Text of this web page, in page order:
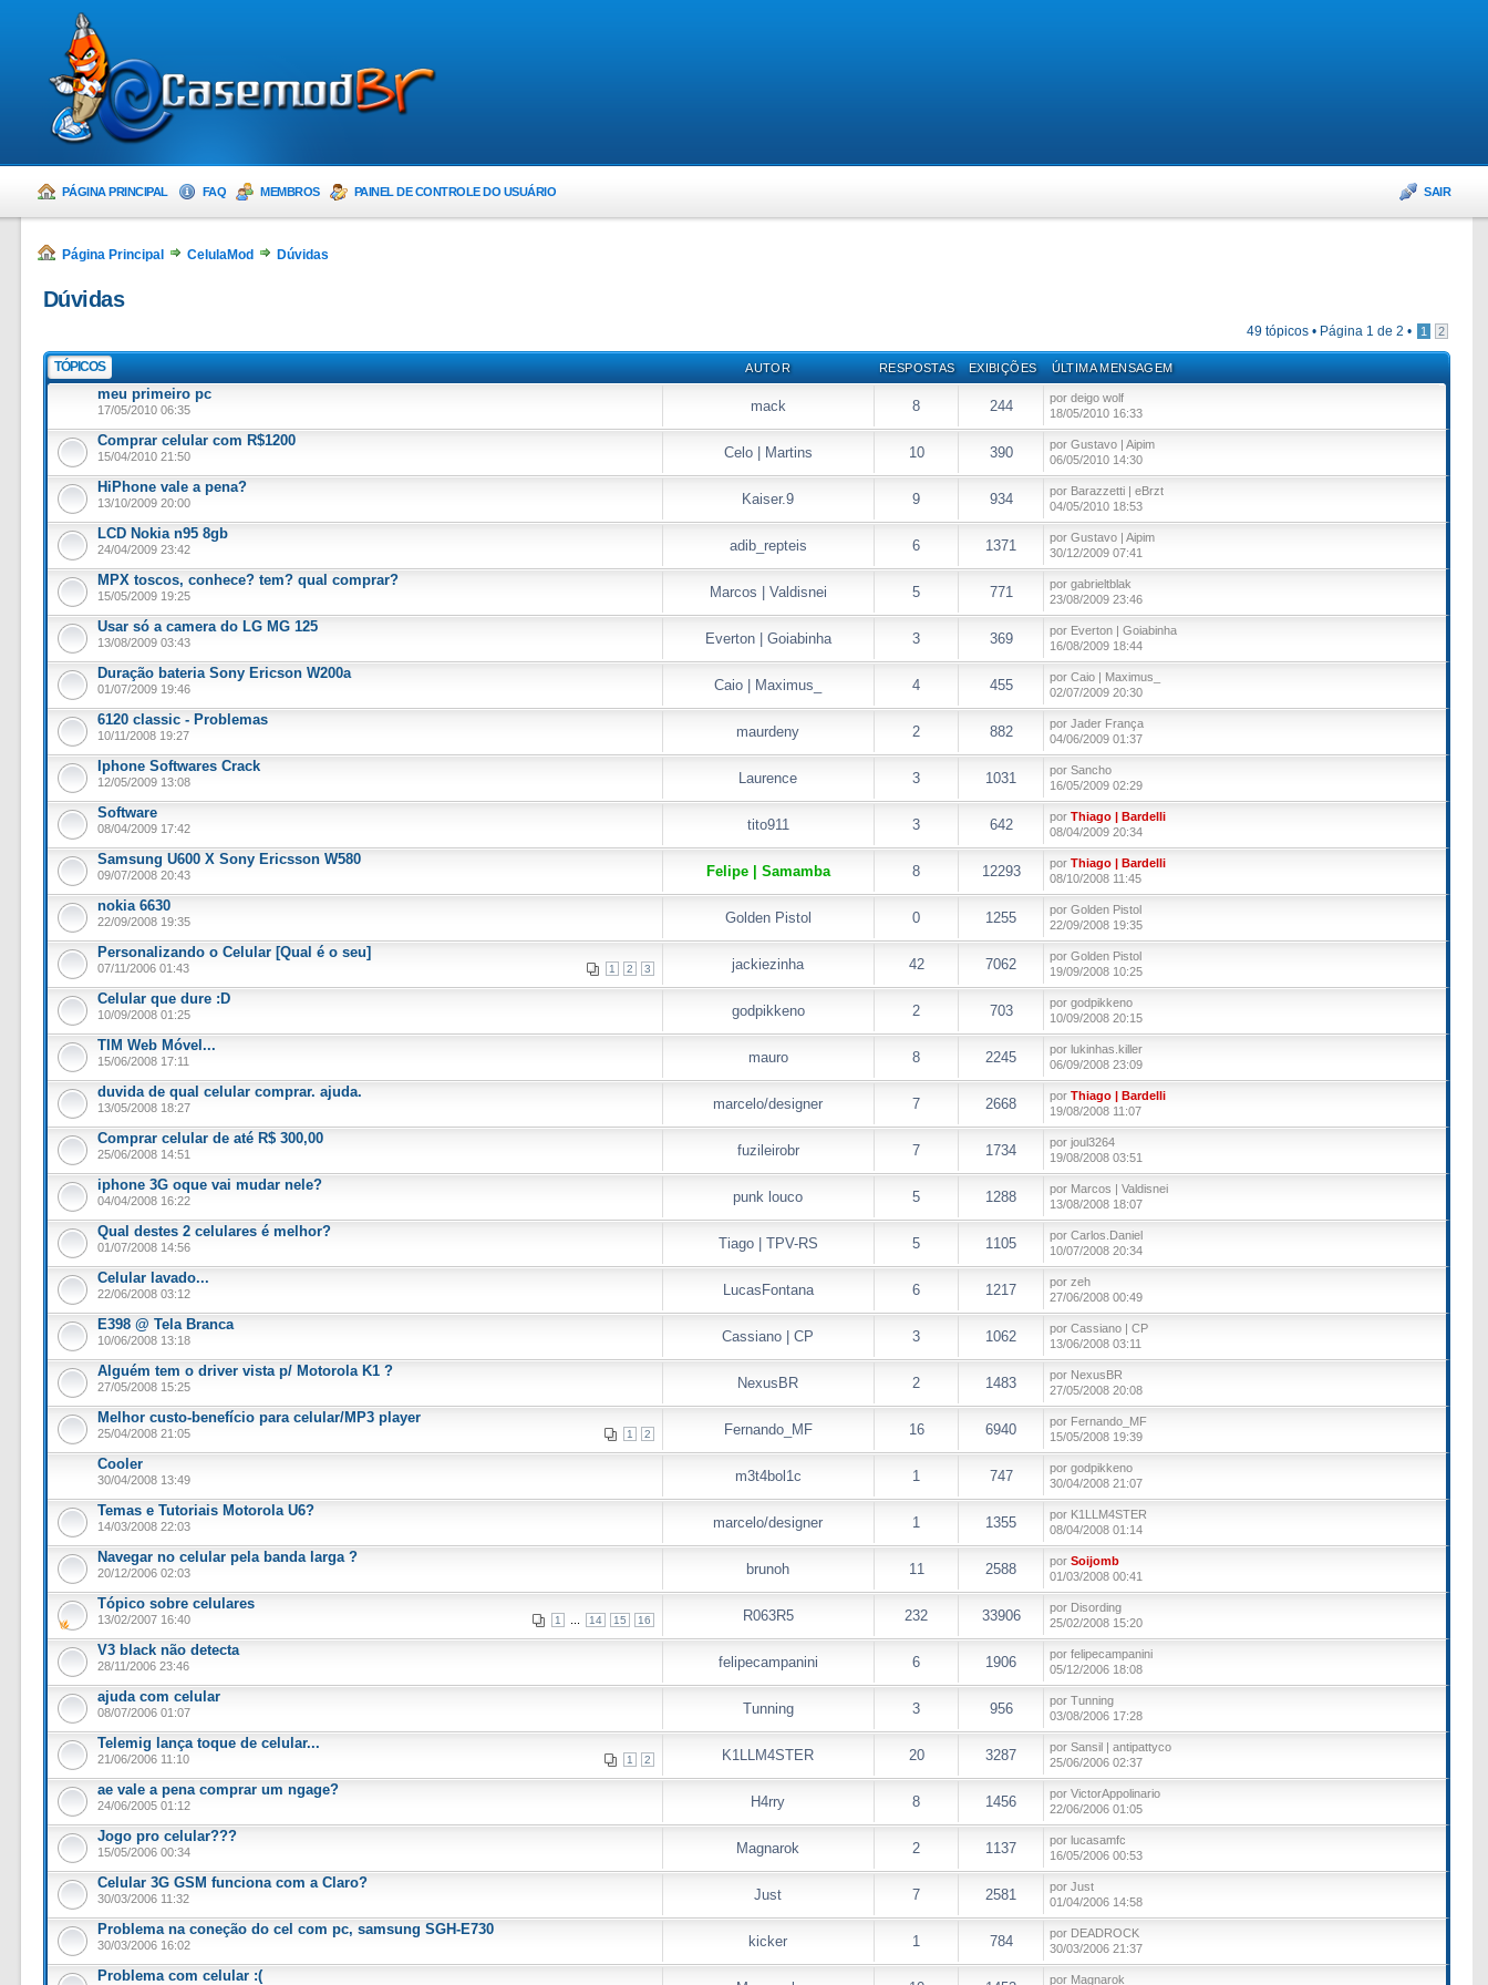
PÁGINA PRINCIPAL FAQ MEMBROS PAINEL DE CONTROLE DO USUÁRIO SAIR
Página Principal CelulaMod Dúvidas
Dúvidas
49 tópicos • Página 1 de2 • 1 2
TÓPICOS AUTOR RESPOSTAS EXIBIÇÕES ÚLTIMA MENSAGEM
meu primeiro pc
17/05/2010 06:35 mack 8 244
por deigo wolf
18/05/2010 16:33
Comprar celular com R$1200
15/04/2010 21:50 Celo | Martins 10 390
por Gustavo | Aipim
06/05/2010 14:30
HiPhone vale a pena?
13/10/2009 20:00 Kaiser.9 9 934
por Barazzetti | eBrzt
04/05/2010 18:53
LCD Nokia n95 8gb
24/04/2009 23:42 adib_repteis 6 1371
por Gustavo | Aipim
30/12/2009 07:41
MPX toscos, conhece? tem? qual comprar?
15/05/2009 19:25 Marcos | Valdisnei 5 771
por gabrieltblak
23/08/2009 23:46
Usar só a camera do LG MG 125
13/08/2009 03:43 Everton | Goiabinha 3 369
por Everton | Goiabinha
16/08/2009 18:44
Duração bateria Sony Ericson W200a
01/07/2009 19:46 Caio | Maximus_ 4 455
por Caio | Maximus_
02/07/2009 20:30
6120 classic - Problemas
10/11/2008 19:27 maurdeny 2 882
por Jader França
04/06/2009 01:37
Iphone Softwares Crack
12/05/2009 13:08 Laurence 3 1031
por Sancho
16/05/2009 02:29
Software
08/04/2009 17:42 tito911 3 642 porThiago | Bardelli
08/04/2009 20:34
Samsung U600 X Sony Ericsson W580
09/07/2008 20:43 Felipe | Samamba 8 12293 porThiago | Bardelli
08/10/2008 11:45
nokia 6630
22/09/2008 19:35 Golden Pistol 0 1255
por Golden Pistol
22/09/2008 19:35
Personalizando o Celular [Qual é o seu]
1 2 3
07/11/2006 01:43 jackiezinha 42 7062
por Golden Pistol
19/09/2008 10:25
Celular que dure :D
10/09/2008 01:25 godpikkeno 2 703
por godpikkeno
10/09/2008 20:15
TIM Web Móvel...
15/06/2008 17:11 mauro 8 2245
por lukinhas.killer
06/09/2008 23:09
duvida de qual celular comprar. ajuda.
13/05/2008 18:27 marcelo/designer 7 2668 porThiago | Bardelli
19/08/2008 11:07
Comprar celular de até R$ 300,00
25/06/2008 14:51 fuzileirobr 7 1734
por joul3264
19/08/2008 03:51
iphone 3G oque vai mudar nele?
04/04/2008 16:22 punk louco 5 1288
por Marcos | Valdisnei
13/08/2008 18:07
Qual destes 2 celulares é melhor?
01/07/2008 14:56 Tiago | TPV-RS 5 1105
por Carlos.Daniel
10/07/2008 20:34
Celular lavado...
22/06/2008 03:12 LucasFontana 6 1217
por zeh
27/06/2008 00:49
E398 @ Tela Branca
10/06/2008 13:18 Cassiano | CP 3 1062
por Cassiano | CP
13/06/2008 03:11
Alguém tem o driver vista p/ Motorola K1 ?
27/05/2008 15:25 NexusBR 2 1483
por NexusBR
27/05/2008 20:08
Melhor custo-benefício para celular/MP3 player
1 2
25/04/2008 21:05 Fernando_MF 16 6940
por Fernando_MF
15/05/2008 19:39
Cooler
30/04/2008 13:49 m3t4bol1c 1 747
por godpikkeno
30/04/2008 21:07
Temas e Tutoriais Motorola U6?
14/03/2008 22:03 marcelo/designer 1 1355
por K1LLM4STER
08/04/2008 01:14
Navegar no celular pela banda larga ?
20/12/2006 02:03 brunoh 11 2588 porSoijomb
01/03/2008 00:41
Tópico sobre celulares
1 14 15 16
13/02/2007 16:40 R063R5 232 33906
por Disording
25/02/2008 15:20
V3 black não detecta
28/11/2006 23:46 felipecampanini 6 1906
por felipecampanini
05/12/2006 18:08
ajuda com celular
08/07/2006 01:07 Tunning 3 956
por Tunning
03/08/2006 17:28
Telemig lança toque de celular...
1 2
21/06/2006 11:10 K1LLM4STER 20 3287
por Sansil | antipattyco
25/06/2006 02:37
ae vale a pena comprar um ngage?
24/06/2005 01:12 H4rry 8 1456
por VictorAppolinario
22/06/2006 01:05
Jogo pro celular???
15/05/2006 00:34 Magnarok 2 1137
por lucasamfc
16/05/2006 00:53
Celular 3G GSM funciona com a Claro?
30/03/2006 11:32 Just 7 2581
por Just
01/04/2006 14:58
Problema na coneção do cel com pc, samsung SGH-E730
30/03/2006 16:02 kicker 1 784
por DEADROCK
30/03/2006 21:37
Problema com celular :( por Magnarok